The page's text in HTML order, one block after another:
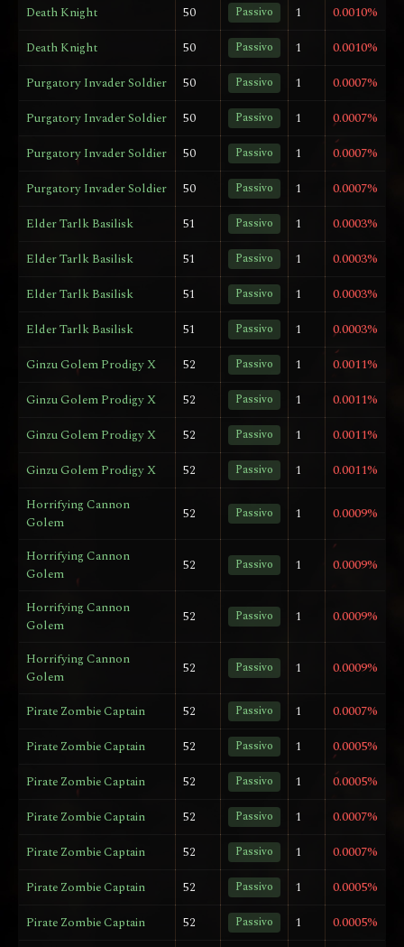
Death Knight 50 Passivo 1
0.0010%
Death Knight
50 Passivo 1
0.0010%
Purgatory Invader Soldier
50 Passivo 1
0.0007%
Purgatory Invader Soldier
50 Passivo 1
0.0007%
Purgatory Invader Soldier
50 Passivo 1
0.0007%
Purgatory Invader Soldier
50 Passivo 1
0.0007%
Elder Tarlk Basilisk
51 Passivo 1
0.0003%
Elder Tarlk Basilisk
51 Passivo 1
0.0003%
Elder Tarlk Basilisk
51 Passivo 1
0.0003%
Elder Tarlk Basilisk
51 Passivo 1
0.0003%
Ginzu Golem Prodigy X
52 Passivo 1
0.0011%
Ginzu Golem Prodigy X
52 Passivo 1
0.0011%
Ginzu Golem Prodigy X
52 Passivo 1
0.0011%
Ginzu Golem Prodigy X
52 Passivo 1
0.0011%
Horrifying Cannon
Golem
52 Passivo 1 0.0009%
Horrifying Cannon
Golem
52 Passivo 1 0.0009%
Horrifying Cannon
Golem
52 Passivo 1 0.0009%
Horrifying Cannon
Golem
52 Passivo 1 0.0009%
Pirate Zombie Captain 52 Passivo 1
0.0007%
Pirate Zombie Captain
52 Passivo 1
0.0005%
Pirate Zombie Captain
52 Passivo 1
0.0005%
Pirate Zombie Captain
52 Passivo 1
0.0007%
Pirate Zombie Captain
52 Passivo 1
0.0007%
Pirate Zombie Captain
52 Passivo 1
0.0005%
Pirate Zombie Captain
52 Passivo 1
0.0005%